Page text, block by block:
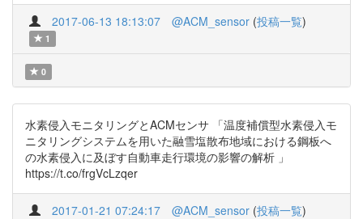
2017-06-13 18:13:07 @ACM_sensor (投稿一覧)
1
0
水素侵入モニタリングとACMセンサ 「温度補償型水素侵入モ
ニタリングシステムを用いた融雪塩散布地域における鋼板へ
の水素侵入に及ぼす自動車走行環境の影響の解析 」
https://t.co/frgVcLzqer
2017-01-21 07:24:17 @ACM_sensor (投稿一覧)